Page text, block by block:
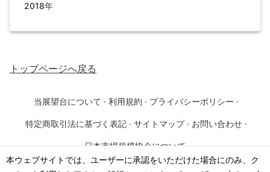
本ウェブサイトでは、ユーザーに承認をいただけた場合にのみ、ク
2018年
トップページへ戻る
当展望台について · 利用規約 · プライバシーポリシー ·
特定商取引法に基づく表記 · サイトマップ · お問い合わせ ·
日本市場規模協会について